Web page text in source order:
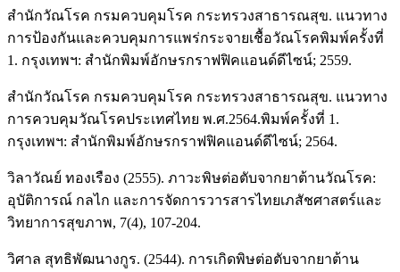
สำนักวัณโรค กรมควบคุมโรค กระทรวงสาธารณสุข. แนวทาง
การป้องกันและควบคุมการแพร่กระจายเชื้อวัณโรคพิมพ์ครั้งที่
1. กรุงเทพฯ: สำนักพิมพ์อักษรกราฟฟิคแอนด์ดีไซน์; 2559.
สำนักวัณโรค กรมควบคุมโรค กระทรวงสาธารณสุข. แนวทาง
การควบคุมวัณโรคประเทศไทย พ.ศ.2564.พิมพ์ครั้งที่ 1.
กรุงเทพฯ: สำนักพิมพ์อักษรกราฟฟิคแอนด์ดีไซน์; 2564.
วิลาวัณย์ ทองเรือง (2555). ภาวะพิษต่อตับจากยาต้านวัณโรค:
อุบัติการณ์ กลไก และการจัดการวารสารไทยเภสัชศาสตร์และ
วิทยาการสุขภาพ, 7(4), 107-204.
วิศาล สุทธิพัฒนางกูร. (2544). การเกิดพิษต่อตับจากยาต้าน